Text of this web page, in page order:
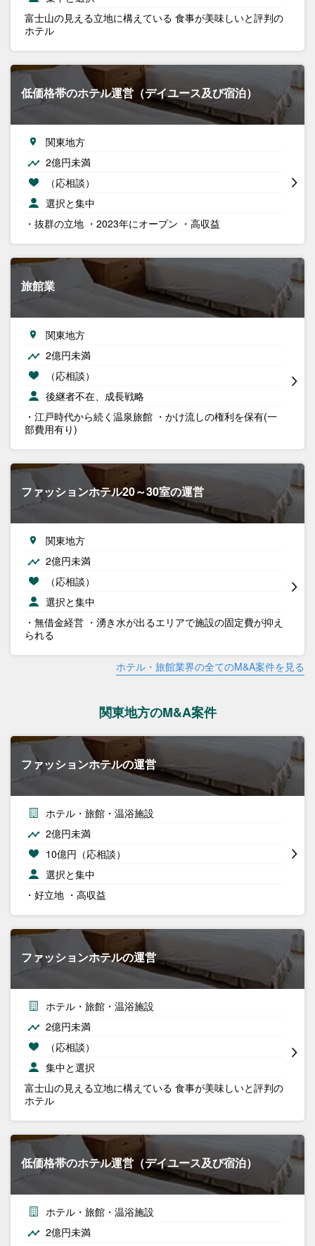
富士山の見える立地に構えている 食事が美味しいと評判の
ホテル
低価格帯のホテル運営（デイユース及び宿泊）
関東地方
2億円未満
（応相談）
選択と集中
・抜群の立地 ・2023年にオープン ・高収益
旅館業
関東地方
2億円未満
（応相談）
後継者不在、成長戦略
・江戸時代から続く温泉旅館 ・かけ流しの権利を保有(一
部費用有り)
ファッションホテル20～30室の運営
関東地方
2億円未満
（応相談）
選択と集中
・無借金経営 ・湧き水が出るエリアで施設の固定費が抑え
られる
ホテル・旅館業界の全てのM&A案件を見る
関東地方のM&A案件
ファッションホテルの運営
ホテル・旅館・温浴施設
2億円未満
10億円（応相談）
選択と集中
・好立地 ・高収益
ファッションホテルの運営
ホテル・旅館・温浴施設
2億円未満
（応相談）
集中と選択
富士山の見える立地に構えている 食事が美味しいと評判の
ホテル
低価格帯のホテル運営（デイユース及び宿泊）
ホテル・旅館・温浴施設
2億円未満